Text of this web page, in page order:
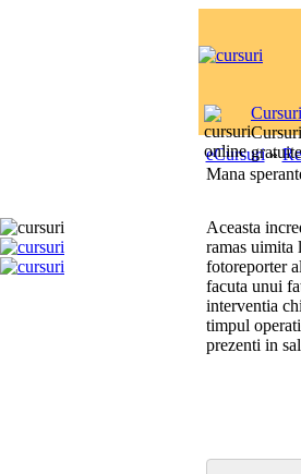
gratuite
eCursuri»
Mana
Aceasta
ramas uimita
fotoreporter
facuta unui
interventia
timpul
prezenti in